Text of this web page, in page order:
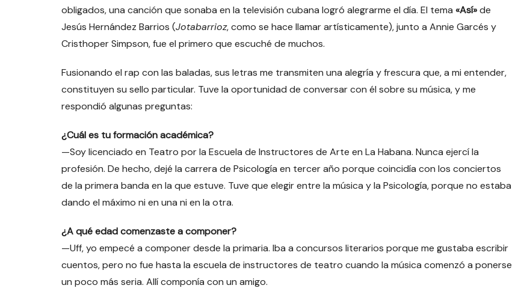
obligados, una canción que sonaba en la televisión cubana logró alegrarme el día. El tema «Así»de
Jesús Hernández Barrios (Jotabarrioz, como se hace llamar artísticamente), junto a Annie Garcés y
Cristhoper Simpson, fue el primero que escuché de muchos.
Fusionando el rap con las baladas, sus letras me transmiten una alegría y frescura que, a mi entender,
constituyen su sello particular. Tuve la oportunidad de conversar con él sobre su música, y me
respondió algunas preguntas:
¿Cuál es tu formación académica?
—Soy licenciado en Teatro por la Escuela de Instructores de Arte en La Habana. Nunca ejercí la
profesión. De hecho, dejé la carrera de Psicología en tercer año porque coincidía con los conciertos
de la primera banda en la que estuve. Tuve que elegir entre la música y la Psicología, porque no estaba
dando el máximo ni en una ni en la otra.
¿A qué edad comenzaste a componer?
—Uff, yo empecé a componer desde la primaria. Iba a concursos literarios porque me gustaba escribir
cuentos, pero no fue hasta la escuela de instructores de teatro cuando la música comenzó a ponerse
un poco más seria. Allí componía con un amigo.